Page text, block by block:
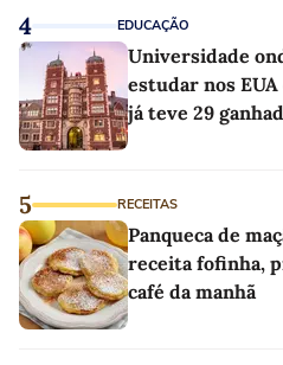
4 EDUCAÇÃO
Universidade
estudar nos
já teve 29
5 RECEITAS
Panqueca de
receita fofinha,
café da manhã